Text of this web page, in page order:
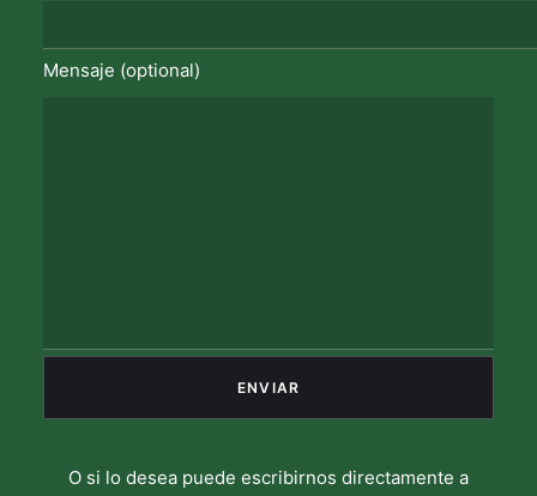
Mensaje (optional)
O si lo desea puede escribirnos directamente a